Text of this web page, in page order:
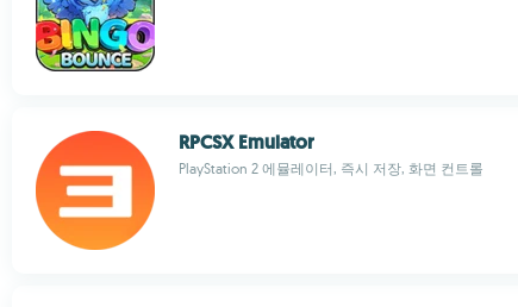
RPCSX Emulator
PlayStation 2 에뮬레이터, 즉시 저장, 화면 컨트롤